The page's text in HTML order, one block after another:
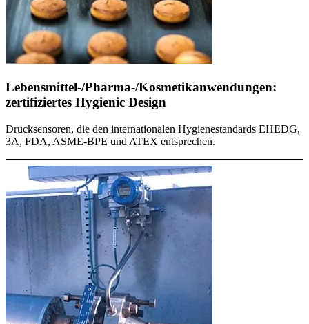
Lebensmittel-/Pharma-/Kosmetikanwendungen:
zertifiziertes Hygienic Design
Drucksensoren, die den internationalen Hygienestandards EHEDG,
3A, FDA, ASME-BPE und ATEX entsprechen.